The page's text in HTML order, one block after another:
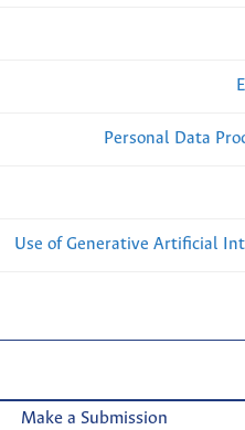
Personal Data
Use of Generative Artificial
Make a Submission